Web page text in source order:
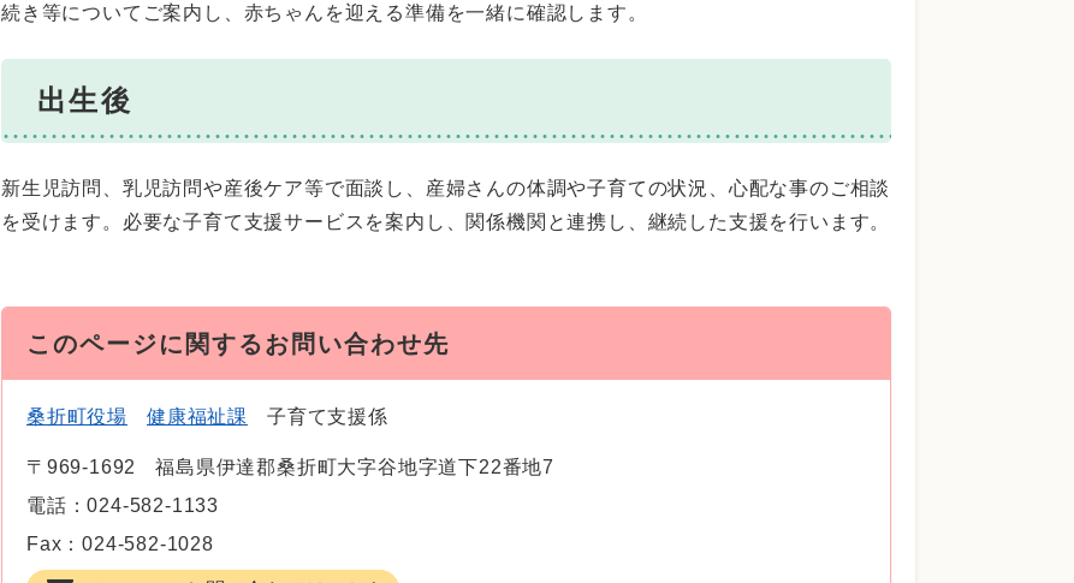
続き等についてご案内し、赤ちゃんを迎える準備を一緒に確認します。
出生後
新生児訪問、乳児訪問や産後ケア等で面談し、産婦さんの体調や子育ての状況、心配な事のご相談
を受けます。必要な子育て支援サービスを案内し、関係機関と連携し、継続した支援を行います。
このページに関するお問い合わせ先
桑折町役場 健康福祉課 子育て支援係
〒969-1692
福島県伊達郡桑折町大字谷地字道下22番地7
電話：024-582-1133
Fax：024-582-1028